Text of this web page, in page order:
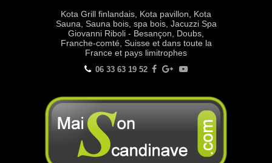
Kota Grill finlandais, Kota pavillon, Kota
Sauna, Sauna bois, spa bois, Jacuzzi Spa
Giovanni Riboli - Besançon, Doubs,
Franche-comté, Suisse et dans toute la
France et pays limitrophes
06 33 63 19 52